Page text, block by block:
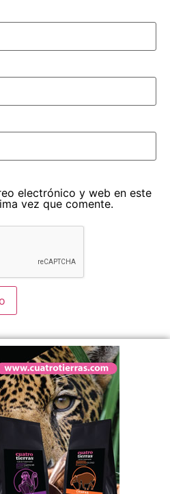
electrónico y web en este
vez que comente.